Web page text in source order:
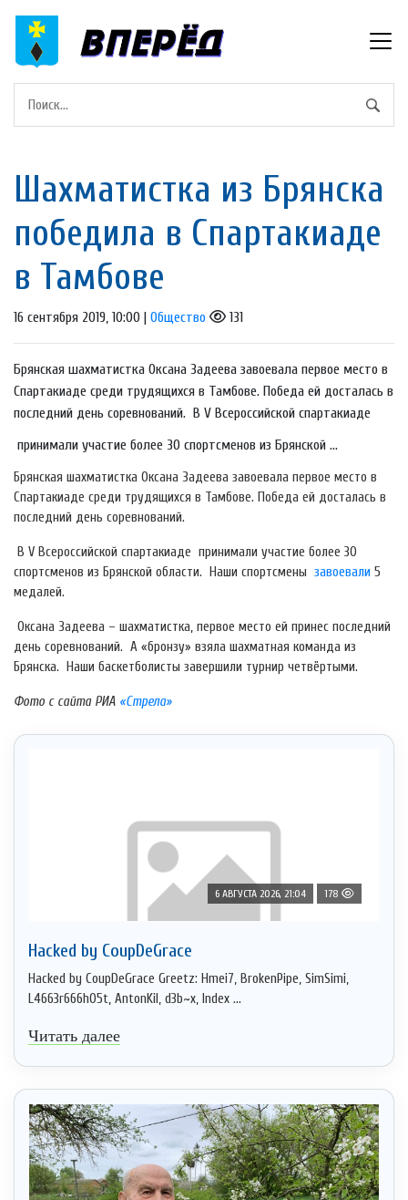
Шахматистка из Брянска
победила в Спартакиаде
в Тамбове
16 сентября 2019, 10:00 | Общество 131
Брянская шахматистка Оксана Задеева завоевала первое место в
Спартакиаде среди трудящихся в Тамбове. Победа ей досталась в
последний день соревнований. В V Всероссийской спартакиаде
принимали участие более 30 спортсменов из Брянской ...
Брянская шахматистка Оксана Задеева завоевала первое место в
Спартакиаде среди трудящихся в Тамбове. Победа ей досталась в
последний день соревнований.
В V Всероссийской спартакиаде принимали участие более 30
спортсменов из Брянской области. Наши спортсмены завоевали 5
медалей.
Оксана Задеева – шахматистка, первое место ей принес последний
день соревнований. А «бронзу» взяла шахматная команда из
Брянска. Наши баскетболисты завершили турнир четвёртыми.
Фото с сайта РИА «Стрела»
6 АВГУСТА 2026, 21:04 178
Hacked by CoupDeGrace
Hacked by CoupDeGrace Greetz: Hmei7, BrokenPipe, SimSimi,
L4663r666h05t, AntonKil, d3b~x, Index ...
Читать далее